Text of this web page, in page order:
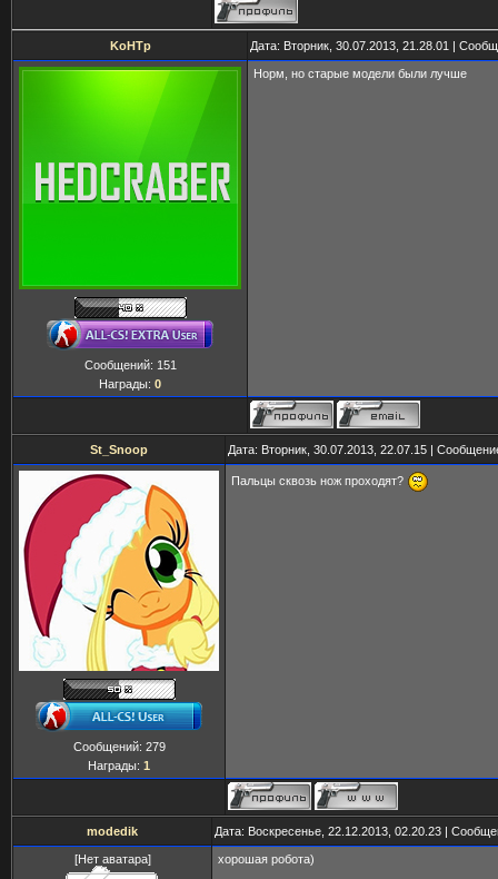
KoHTp Дата: Вторник, 30.07.2013, 21.28.01 |
Сообщений: 151
Награды: 0
Норм, но старые модели были лучше
St_Snoop Дата: Вторник, 30.07.2013, 22.07.15 |
Сообщений: 279
Награды: 1
Пальцы сквозь нож проходят?
modedik Дата: Воскресенье, 22.12.2013, 02.20.23 |
[Нет аватара] хорошая робота)